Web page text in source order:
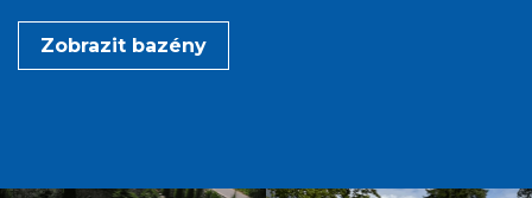
Zobrazit bazény